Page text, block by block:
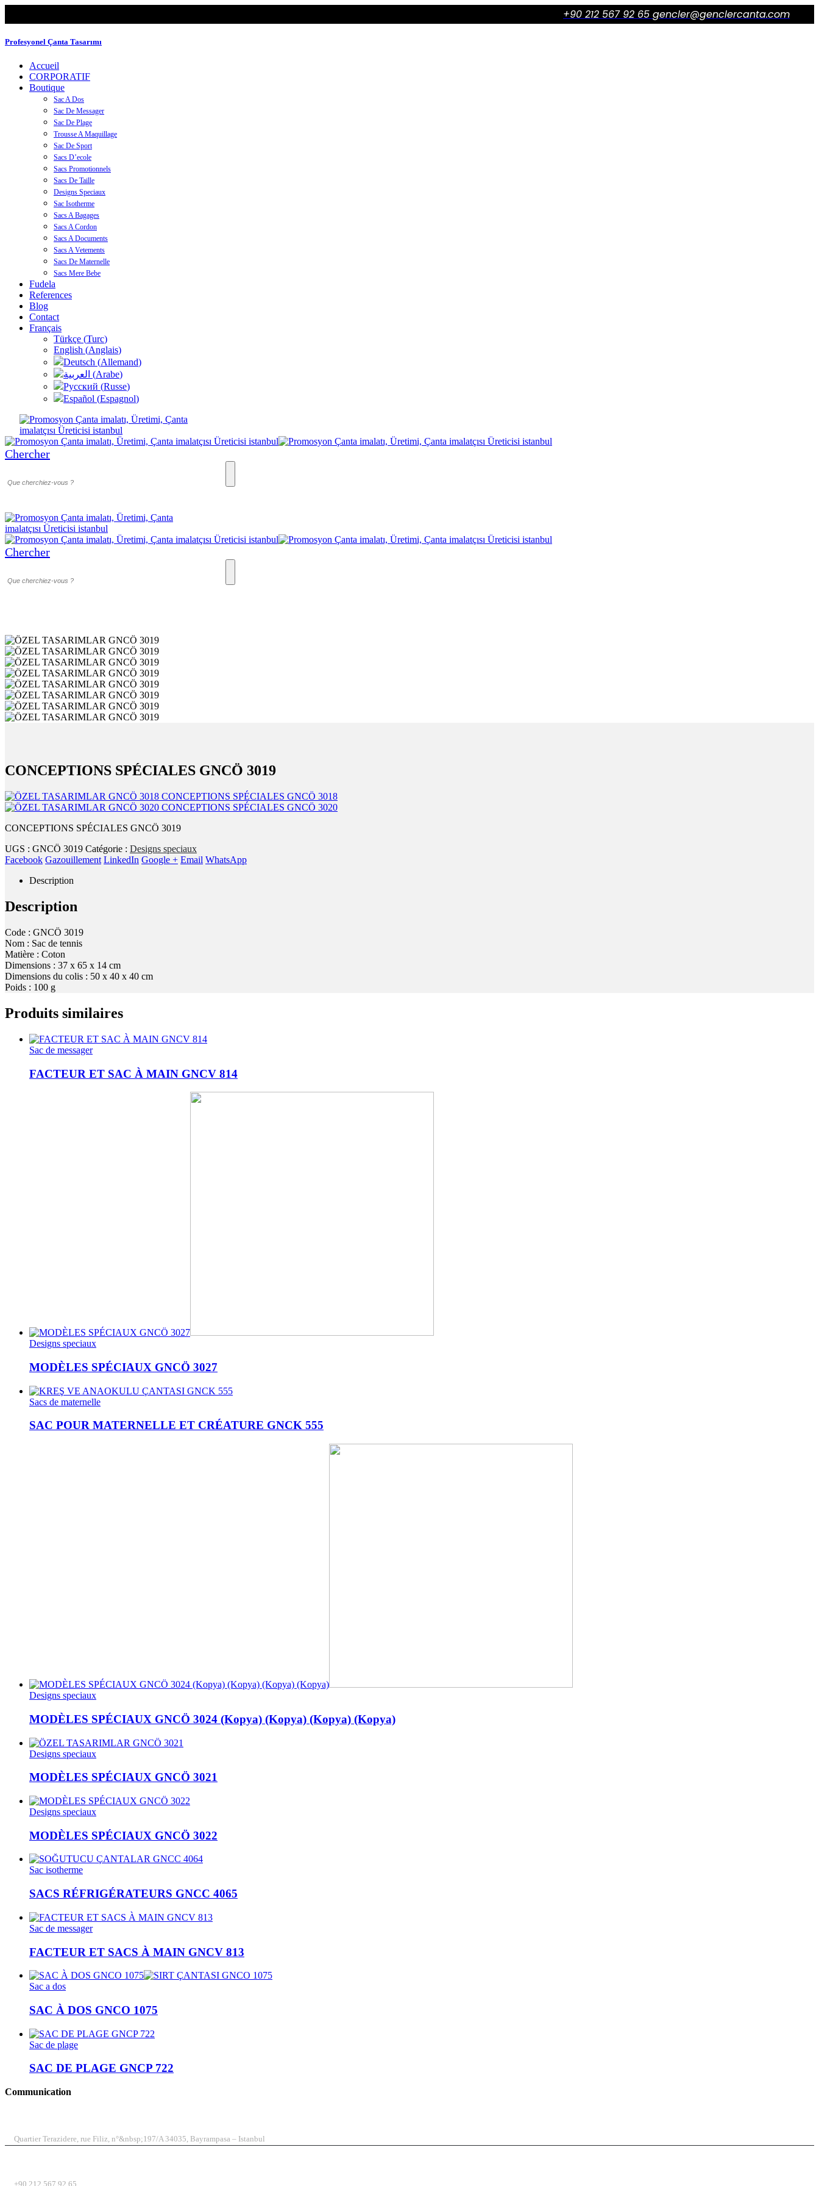
+90 212 567 92 65 gencler@genclercanta.com
Profesyonel Çanta Tasarımı
Accueil
CORPORATIF
Boutique
Sac A Dos
Sac De Messager
Sac De Plage
Trousse A Maquillage
Sac De Sport
Sacs D’ecole
Sacs Promotionnels
Sacs De Taille
Designs Speciaux
Sac Isotherme
Sacs A Bagages
Sacs A Cordon
Sacs A Documents
Sacs A Vetements
Sacs De Maternelle
Sacs Mere Bebe
Fudela
References
Blog
Contact
Français
Türkçe (Turc)
English (Anglais)
Deutsch (Allemand)
العربية (Arabe)
Русский (Russe)
Español (Espagnol)
Chercher
Chercher
CONCEPTIONS SPÉCIALES GNCÖ 3019
CONCEPTIONS SPÉCIALES GNCÖ 3018
CONCEPTIONS SPÉCIALES GNCÖ 3020
CONCEPTIONS SPÉCIALES GNCÖ 3019
UGS : GNCÖ 3019 Catégorie : Designs speciaux
Facebook Gazouillement LinkedIn Google + Email WhatsApp
Description
Description
Code : GNCÖ 3019
Nom : Sac de tennis
Matière : Coton
Dimensions : 37 x 65 x 14 cm
Dimensions du colis : 50 x 40 x 40 cm
Poids : 100 g
Produits similaires
Sac de messager
FACTEUR ET SAC À MAIN GNCV 814
Designs speciaux
MODÈLES SPÉCIAUX GNCÖ 3027
Sacs de maternelle
SAC POUR MATERNELLE ET CRÉATURE GNCK 555
Designs speciaux
MODÈLES SPÉCIAUX GNCÖ 3024 (Kopya) (Kopya) (Kopya) (Kopya)
Designs speciaux
MODÈLES SPÉCIAUX GNCÖ 3021
Designs speciaux
MODÈLES SPÉCIAUX GNCÖ 3022
Sac isotherme
SACS RÉFRIGÉRATEURS GNCC 4065
Sac de messager
FACTEUR ET SACS À MAIN GNCV 813
Sac a dos
SAC À DOS GNCO 1075
Sac de plage
SAC DE PLAGE GNCP 722
Communication
Quartier Terazidere, rue Filiz, n°&nbsp;197/A 34035, Bayrampasa – Istanbul
+90 212 567 92 65